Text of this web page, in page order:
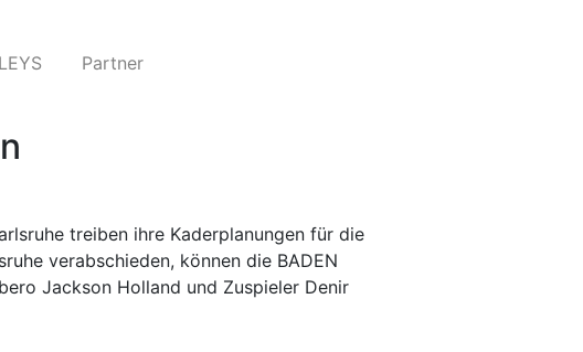
Partner
treiben ihre Kaderplanungen für die
verabschieden, können die BADEN
Jackson Holland und Zuspieler Denir